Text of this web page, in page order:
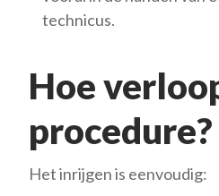
technicus.
Hoe
procedure?
Het inrijgen is eenvoudig: